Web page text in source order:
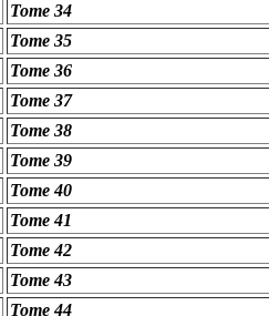
Tome 34
Tome 35
Tome 36
Tome 37
Tome 38
Tome 39
Tome 40
Tome 41
Tome 42
Tome 43
Tome 44